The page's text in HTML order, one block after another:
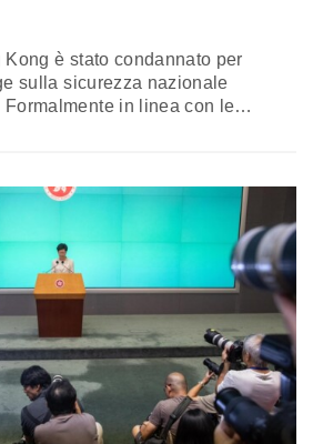
è stato condannato per
sulla sicurezza nazionale
in linea con le